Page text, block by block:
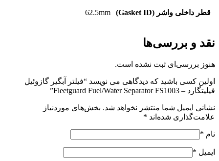
قطر داخلی واشر (Gasket ID) 62.5mm
نقد و بررسی‌ها
هنوز بررسی‌ای ثبت نشده است.
اولین کسی باشید که دیدگاهی می نویسد “فیلتر آبگیر گازوئیل
فیلیتگارد – Fleetguard Fuel/Water Separator FS1003”
نشانی ایمیل شما منتشر نخواهد شد. بخش‌های موردنیاز
علامت‌گذاری شده‌اند *
نام *
ایمیل *